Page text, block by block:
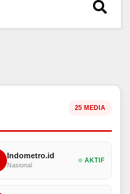
25 MEDIA
Indometro.id
Nasional
AKTIF